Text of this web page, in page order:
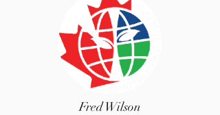
Fred Wilson